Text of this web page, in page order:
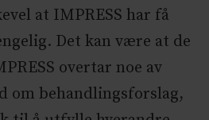
at IMPRESS har få
Det kan være at de
overtar noe av
om behandlingsforslag,